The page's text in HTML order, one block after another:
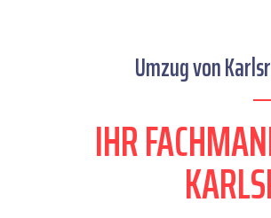
Umzug von
IHR